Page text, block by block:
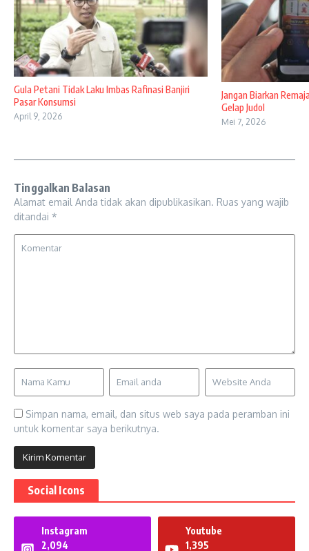
Gula Petani Tidak Laku Imbas Rafinasi Banjiri
Pasar Konsumsi
April 9, 2026
Jangan Biarkan
Gelap Judol
Mei 7, 2026
Tinggalkan Balasan
Alamat email Anda tidak akan dipublikasikan. Ruas yang wajib
ditandai *
Simpan nama, email, dan situs web saya pada peramban ini
untuk komentar saya berikutnya.
Social Icons
Instagram
2,094
Youtube
1,395